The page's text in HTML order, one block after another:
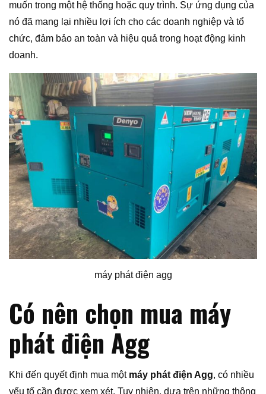
muốn trong một hệ thống hoặc quy trình. Sự ứng dụng của
nó đã mang lại nhiều lợi ích cho các doanh nghiệp và tổ
chức, đảm bảo an toàn và hiệu quả trong hoạt động kinh
doanh.
máy phát điện agg
Có nên chọn mua máy
phát điện Agg
Khi đến quyết định mua một máy phát điện Agg, có nhiều
yếu tố cần được xem xét. Tuy nhiên, dựa trên những thông